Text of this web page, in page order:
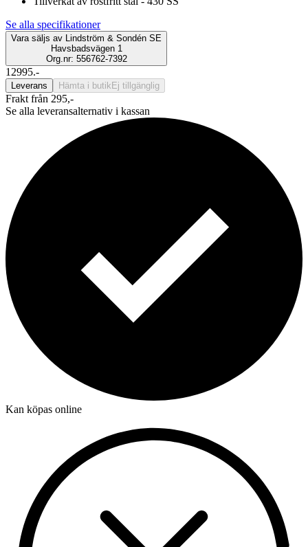
Se alla specifikationer
Vara säljs av
Lindström & Sondén SE
Havsbadsvägen 1
Org.nr: 556762-7392
12995.-
Leverans Hämta i butik Ej tillgänglig
Frakt från 295,-
Se alla leveransalternativ i kassan
Kan köpas online